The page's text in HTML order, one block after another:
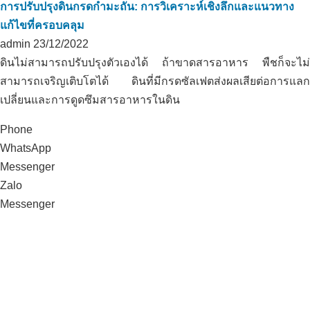
การปรับปรุงดินกรดกำมะถัน: การวิเคราะห์เชิงลึกและแนวทาง
แก้ไขที่ครอบคลุม
admin 23/12/2022
ดินไม่สามารถปรับปรุงตัวเองได้ ถ้าขาดสารอาหาร พืชก็จะไม่
สามารถเจริญเติบโตได้ ดินที่มีกรดซัลเฟตส่งผลเสียต่อการแลก
เปลี่ยนและการดูดซึมสารอาหารในดิน
Phone
WhatsApp
Messenger
Zalo
Messenger